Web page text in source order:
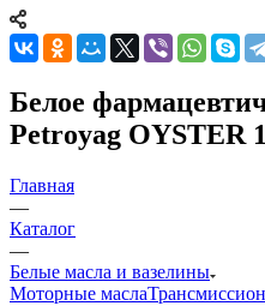
Белое
Petroyag OYSTER
Главная
—
Каталог
—
Белые масла и вазелины
Моторные масла